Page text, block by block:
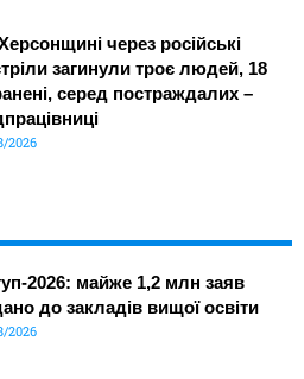
через російські
загинули троє людей, 18
серед постраждалих –
2026
2026: майже 1,2 млн заяв
до закладів вищої освіти
2026